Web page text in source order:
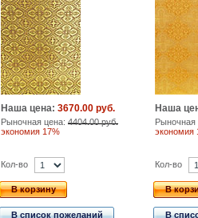
Наша цена: 3670.00 руб.
Рыночная цена: 4404.00 руб.
экономия 17%
Наша
экономия
Кол-во
В корзину
В список пожеланий
Кол-во
В
В